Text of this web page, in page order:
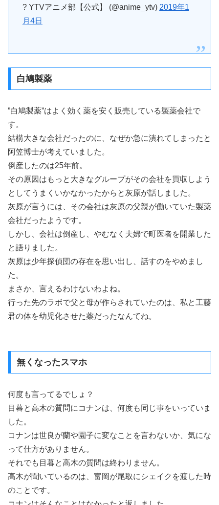
? YTVアニメ部【公式】 (@anime_ytv) 2019年1
月4日
白鳩製薬
”白鳩製薬”はよく効く薬を安く販売している製薬会社で
す。
結構大きな会社だったのに、なぜか急に潰れてしまったと
阿笠博士が考えていました。
倒産したのは25年前。
その原因はもっと大きなグループがその会社を買収しよう
としてうまくいかなかったからと灰原が話しました。
灰原が言うには、その会社は灰原の父親が働いていた製薬
会社だったようです。
しかし、会社は倒産し、やむなく夫婦で町医者を開業した
と語りました。
灰原は少年探偵団の存在を思い出し、話すのをやめまし
た。
まさか、言えるわけないわよね。
行った先のラボで父と母が作らされていたのは、私と工藤
君の体を幼児化させた薬だったなんてね。
無くなったスマホ
何度も言ってるでしょ？
目暮と高木の質問にコナンは、何度も同じ事をいっていま
した。
コナンは世良が蘭や園子に変なことを言わないか、気にな
って仕方がありません。
それでも目暮と高木の質問は終わりません。
高木が聞いているのは、富岡が尾取にシェイクを渡した時
のことです。